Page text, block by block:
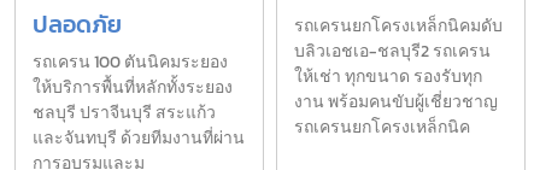
ปลอดภัย
รถเครน 100 ตันนิคมระยอง
ให้บริการพื้นที่หลักทั้งระยอง
ชลบุรี ปราจีนบุรี สระแก้ว
และจันทบุรี ด้วยทีมงานที่ผ่าน
การอบรมและม
รถเครนยกโครงเหล็กนิคมดับ
บลิวเอชเอ-ชลบุรี2 รถเครน
ให้เช่า ทุกขนาด รองรับทุก
งาน พร้อมคนขับผู้เชี่ยวชาญ
รถเครนยกโครงเหล็กนิค